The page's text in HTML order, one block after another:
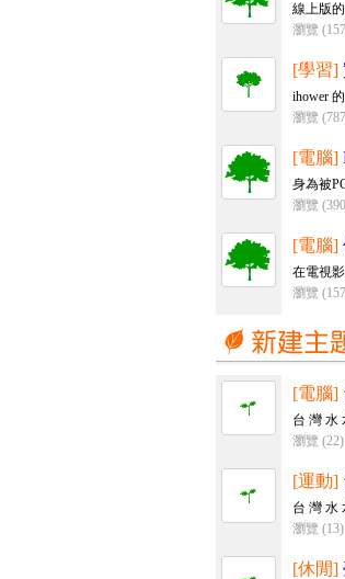
線上版
瀏覽
[學習]
ihower
瀏覽
[電腦]
身為被
瀏覽
[電腦]
在電視
瀏覽
[電腦]
台 灣 水
瀏覽 (22)
[運動]
台 灣 水
瀏覽 (13)
[休閒]